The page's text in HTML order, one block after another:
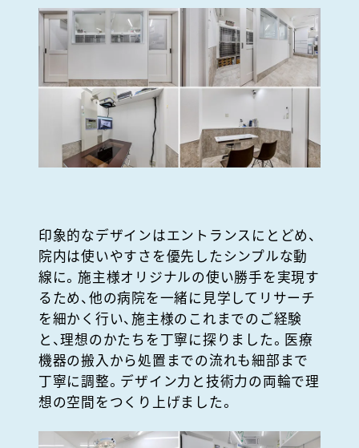
印象的なデザインはエントランスにとどめ、
院内は使いやすさを優先したシンプルな動
線に。施主様オリジナルの使い勝手を実現す
るため、他の病院を一緒に見学してリサーチ
を細かく行い、施主様のこれまでのご経験
と、理想のかたちを丁寧に探りました。医療
機器の搬入から処置までの流れも細部まで
丁寧に調整。デザイン力と技術力の両輪で理
想の空間をつくり上げました。